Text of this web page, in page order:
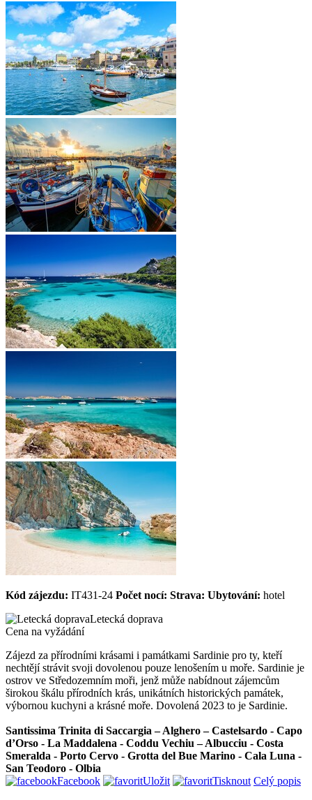
Kód zájezdu: IT431-24 Počet nocí: Strava: Ubytování: hotel
Letecká doprava
Cena na vyžádání
Zájezd za přírodními krásami i památkami Sardinie pro ty, kteří
nechtějí strávit svoji dovolenou pouze lenošením u moře. Sardinie je
ostrov ve Středozemním moři, jenž může nabídnout zájemcům
širokou škálu přírodních krás, unikátních historických památek,
výbornou kuchyni a krásné moře. Dovolená 2023 to je Sardinie.
Santissima Trinita di Saccargia – Alghero – Castelsardo - Capo
d’Orso - La Maddalena - Coddu Vechiu – Albucciu - Costa
Smeralda - Porto Cervo - Grotta del Bue Marino - Cala Luna -
San Teodoro - Olbia
Facebook
Uložit Tisknout Celý popis